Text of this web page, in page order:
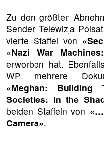
Zu den größten
Sender Telewizja
vierte Staffel von
«Nazi War
erworben hat.
WP mehrere
«Meghan: Building
Societies: In the
beiden Staffeln von
Camera».